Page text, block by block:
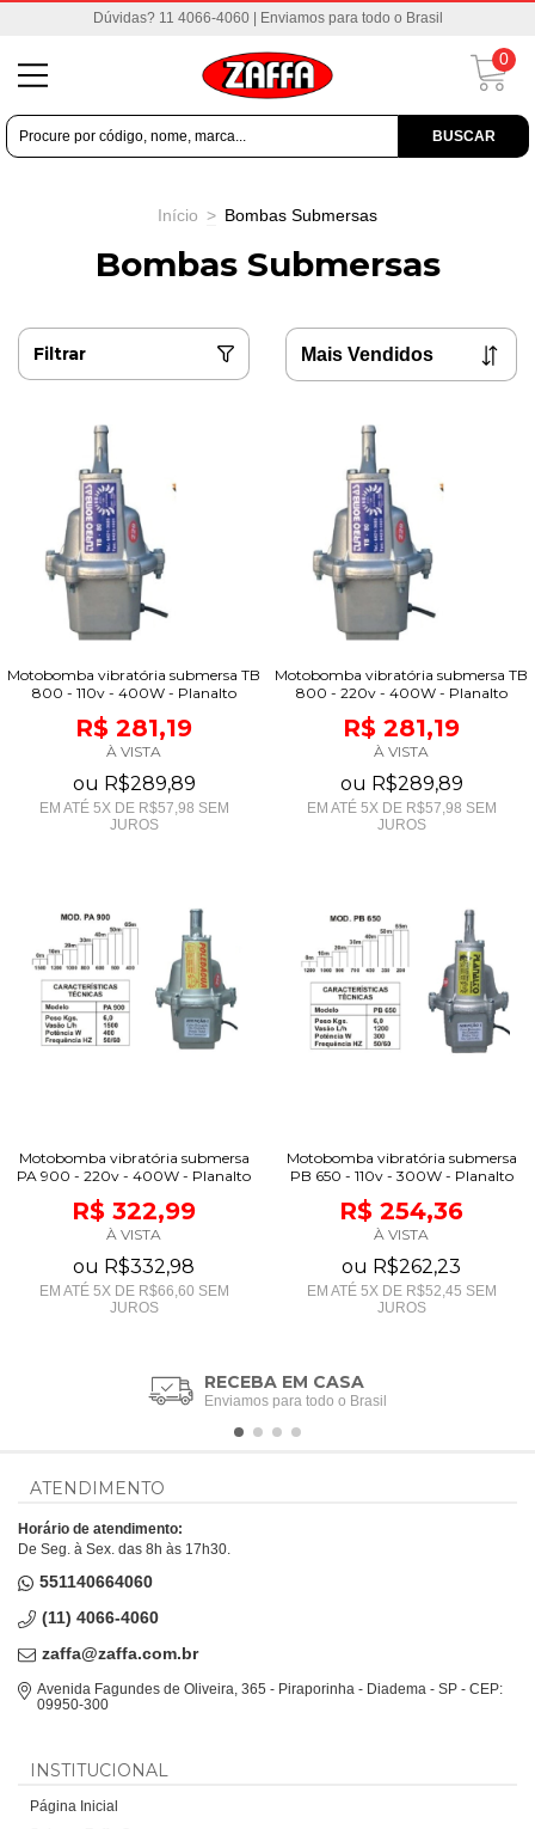
Dúvidas? 11 4066-4060 | Enviamos para todo o Brasil
BUSCAR
0
Início > Bombas Submersas
Bombas Submersas
Filtrar
Motobomba vibratória submersa TB
800 - 110v - 400W - Planalto
R$ 281,19
À VISTA
ou R$289,89
EM ATÉ 5X DE R$57,98 SEM
JUROS
Motobomba vibratória submersa TB
800 - 220v - 400W - Planalto
R$ 281,19
À VISTA
ou R$289,89
EM ATÉ 5X DE R$57,98 SEM
JUROS
Motobomba vibratória submersa
PA 900 - 220v - 400W - Planalto
R$ 322,99
À VISTA
ou R$332,98
EM ATÉ 5X DE R$66,60 SEM
JUROS
Motobomba vibratória submersa
PB 650 - 110v - 300W - Planalto
R$ 254,36
À VISTA
ou R$262,23
EM ATÉ 5X DE R$52,45 SEM
JUROS
RECEBA EM CASA
Enviamos para todo o Brasil
ATENDIMENTO
Horário de atendimento:
De Seg. à Sex. das 8h às 17h30.
551140664060
(11) 4066-4060
zaffa@zaffa.com.br
Avenida Fagundes de Oliveira, 365 - Piraporinha - Diadema - SP - CEP:
09950-300
INSTITUCIONAL
Página Inicial